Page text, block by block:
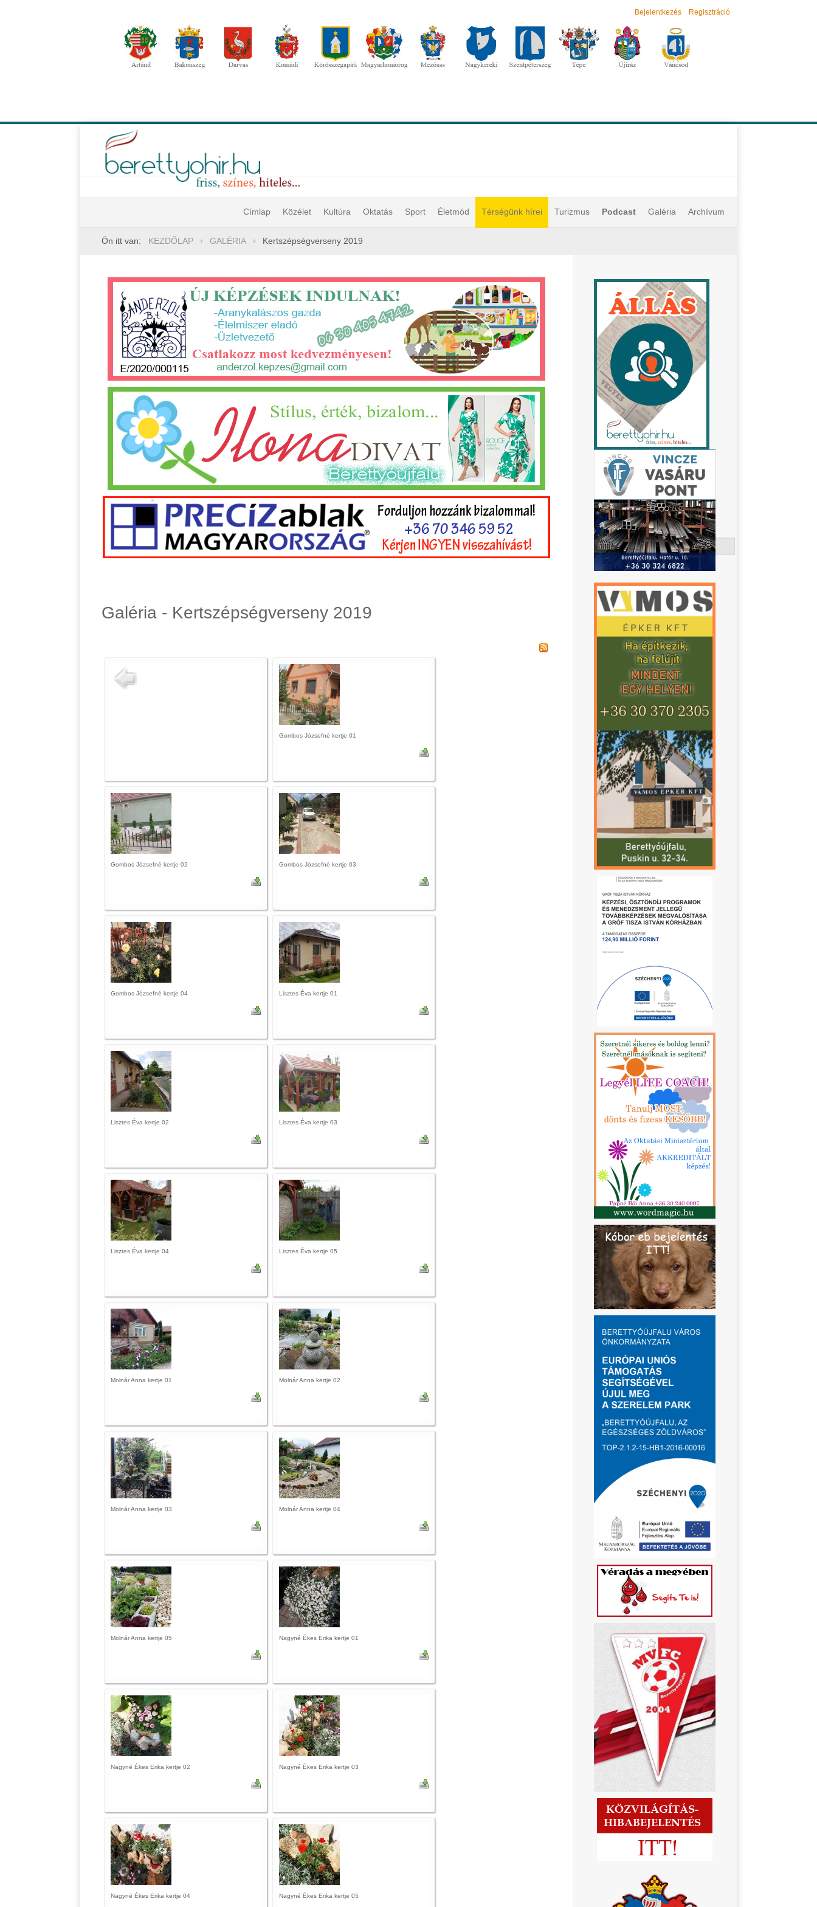
Bejelentkezés Regisztráció
Címlap Közélet Kultúra Oktatás Sport Életmód Térségünk hírei Turizmus Podcast Galéria Archívum
Ön itt van: KEZDŐLAP GALÉRIA Kertszépségverseny 2019
Keresés
Galéria - Kertszépségverseny 2019
Gombos Józsefné kertje 01
Gombos Józsefné kertje 02 Gombos Józsefné kertje 03
Gombos Józsefné kertje 04 Lisztes Éva kertje 01
Lisztes Éva kertje 02 Lisztes Éva kertje 03
Lisztes Éva kertje 04 Lisztes Éva kertje 05
Molnár Anna kertje 01 Molnár Anna kertje 02
Molnár Anna kertje 03 Molnár Anna kertje 04
Molnár Anna kertje 05 Nagyné Ékes Erika kertje 01
Nagyné Ékes Erika kertje 02 Nagyné Ékes Erika kertje 03
Nagyné Ékes Erika kertje 04 Nagyné Ékes Erika kertje 05